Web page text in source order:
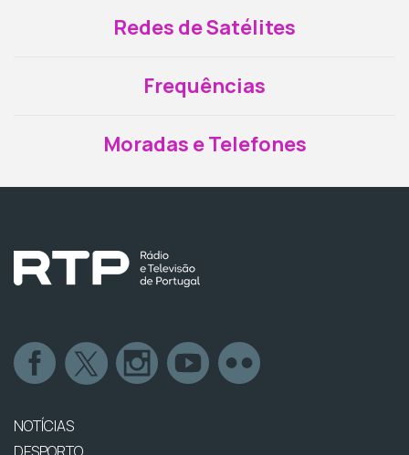
Redes de Satélites
Frequências
Moradas e Telefones
NOTÍCIAS